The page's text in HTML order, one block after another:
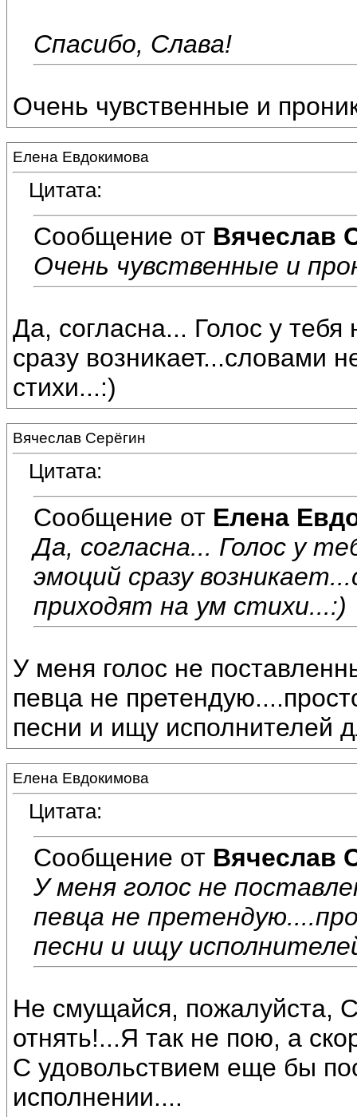
Спасибо, Слава!
Очень чувственные и
Елена Евдокимова
Цитата:
Сообщение от Вячеслав
Очень чувственные и
Да, согласна... Голос у
сразу возникает...словами
стихи...:)
Вячеслав Серёгин
Цитата:
Сообщение от Елена
Да, согласна... Голос у
эмоций сразу
приходят на ум стихи...:)
У меня голос не
певца не
песни и ищу исполнителей
Елена Евдокимова
Цитата:
Сообщение от Вячеслав
У меня голос не
певца не
песни и ищу
Не смущайся, пожалуйста,
отнять!...Я так не пою, а
С удовольствием еще бы
исполнении....